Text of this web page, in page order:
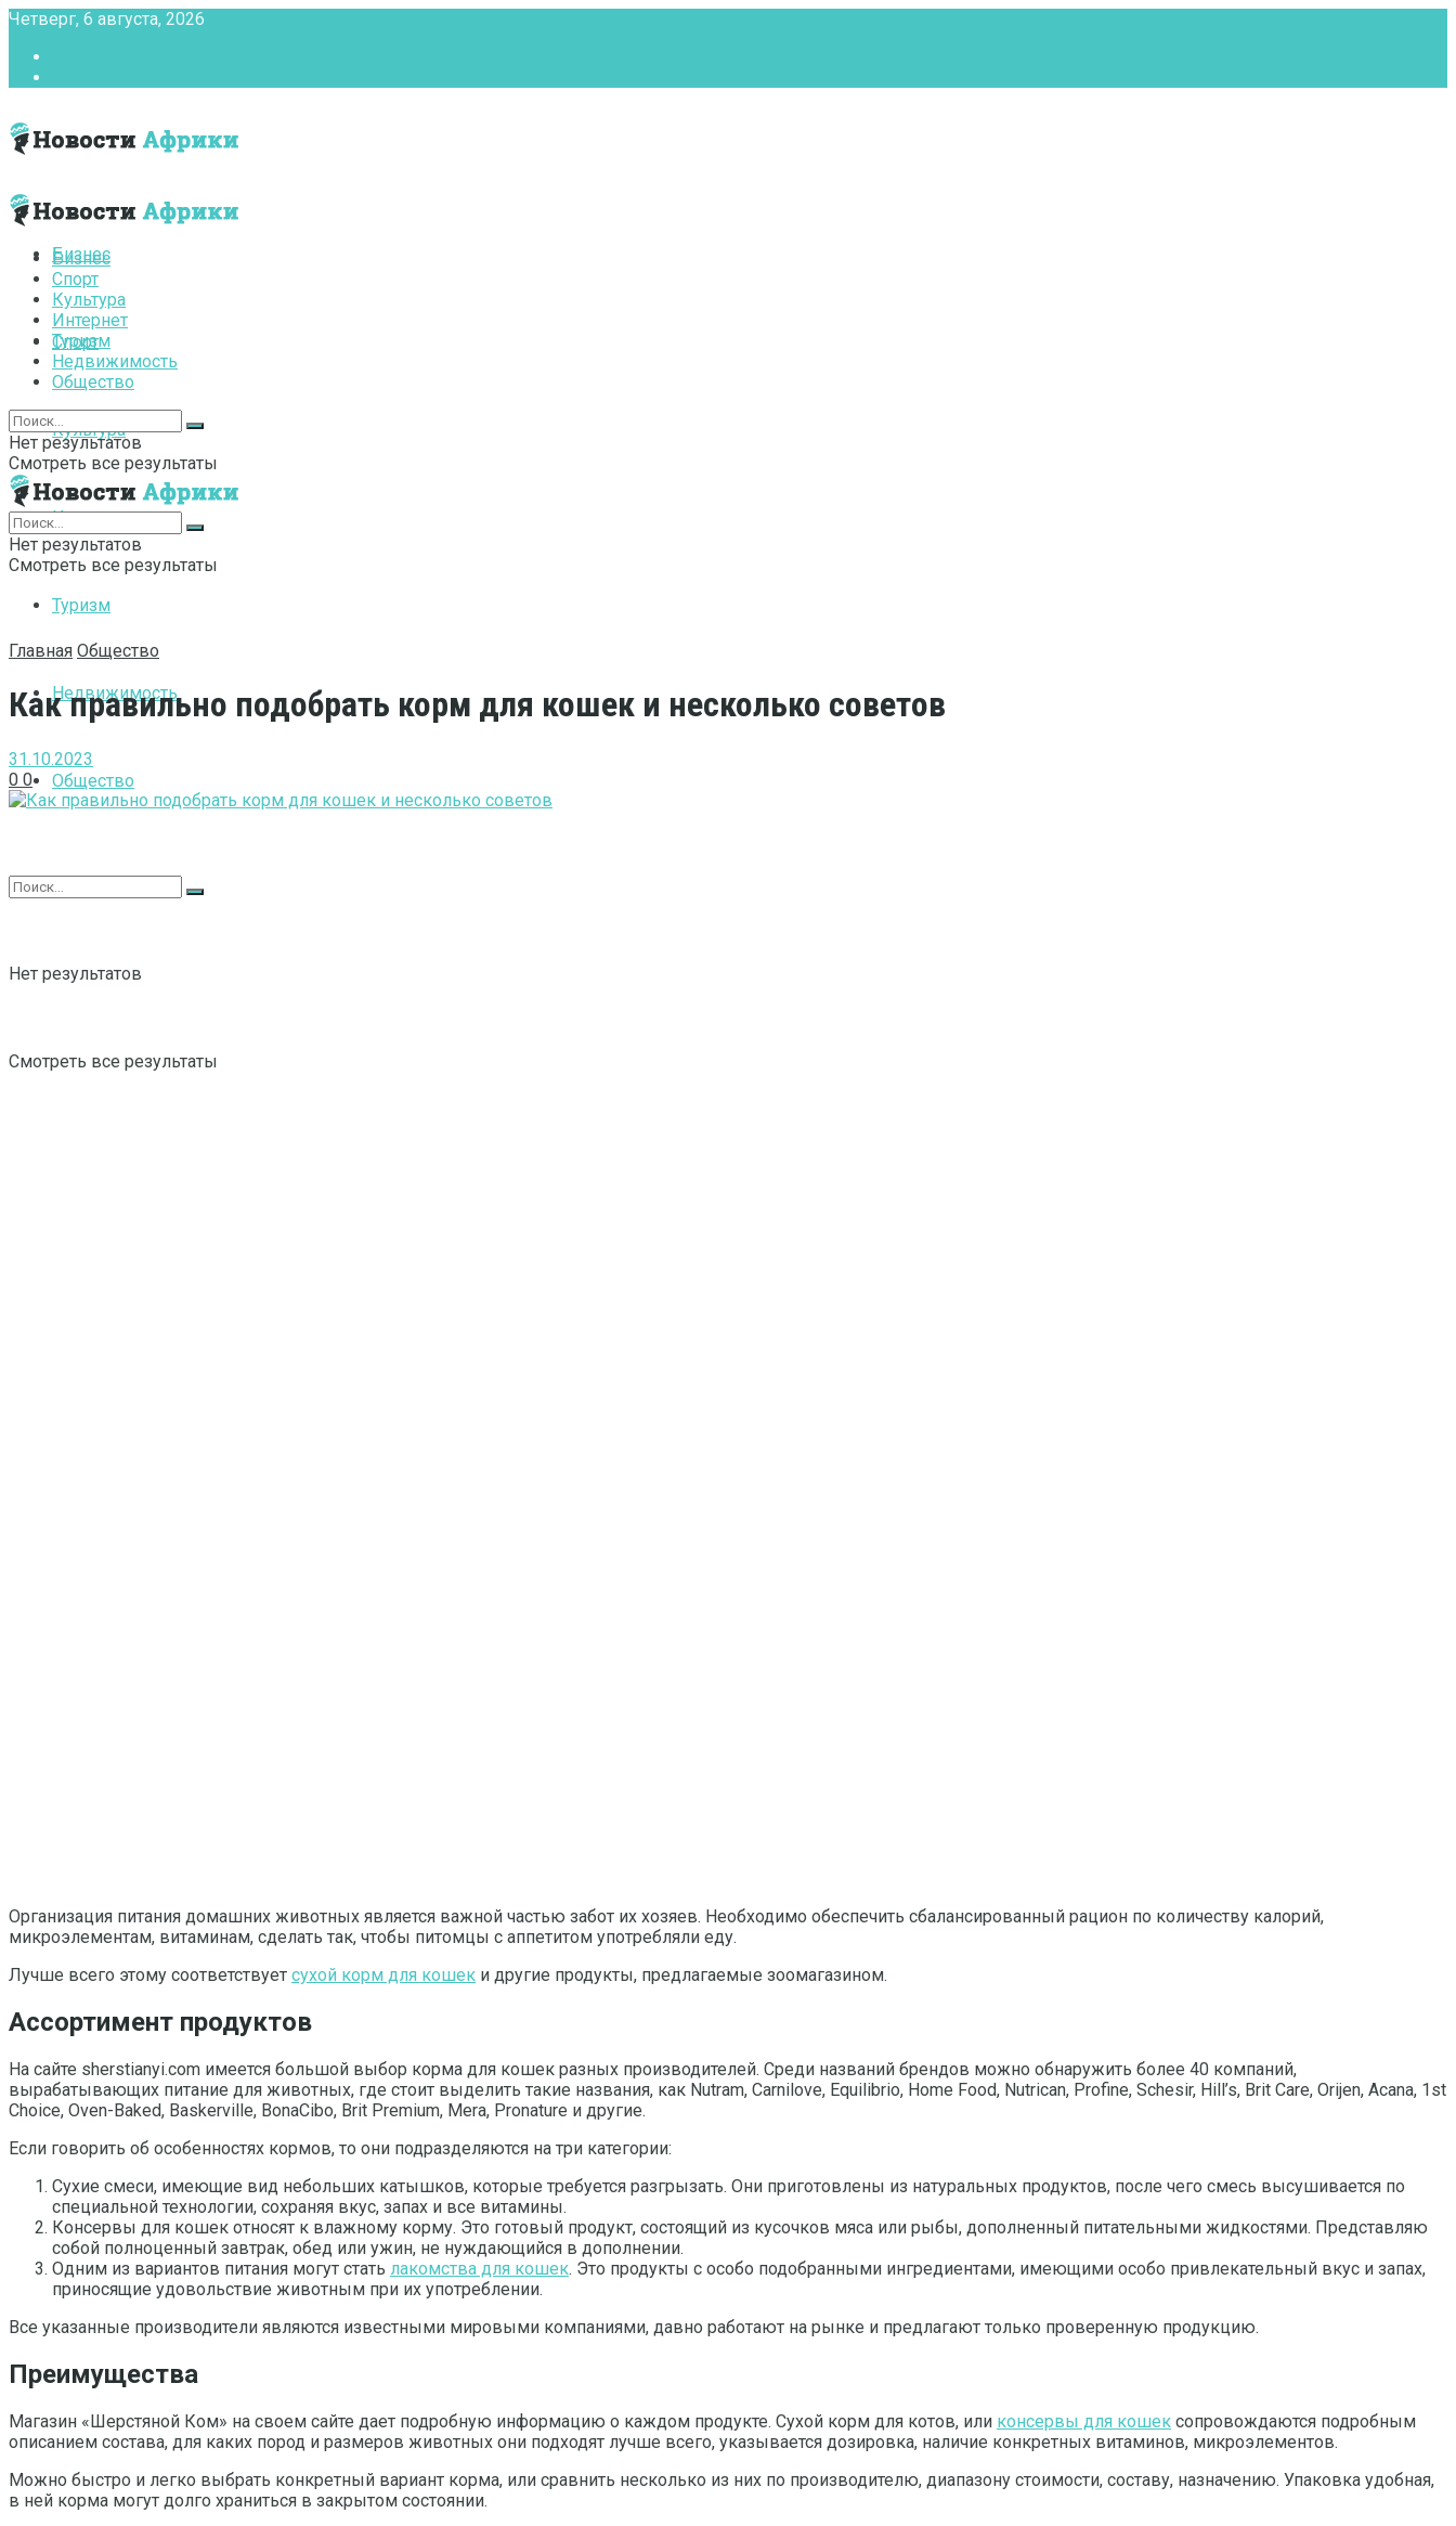
Четверг, 6 августа, 2026
Бизнес
Спорт
Культура
Интернет
Туризм
Недвижимость
Общество
Нет результатов
Смотреть все результаты
Бизнес
Спорт
Культура
Интернет
Туризм
Недвижимость
Общество
Нет результатов
Смотреть все результаты
Нет результатов
Смотреть все результаты
Главная Общество
Как правильно подобрать корм для кошек и несколько советов
31.10.2023
0 0
Организация питания домашних животных является важной частью забот их хозяев. Необходимо обеспечить сбалансированный рацион по количеству калорий,
микроэлементам, витаминам, сделать так, чтобы питомцы с аппетитом употребляли еду.
Лучше всего этому соответствует сухой корм для кошек и другие продукты, предлагаемые зоомагазином.
Ассортимент продуктов
На сайте sherstianyi.com имеется большой выбор корма для кошек разных производителей. Среди названий брендов можно обнаружить более 40 компаний,
вырабатывающих питание для животных, где стоит выделить такие названия, как Nutram, Carnilove, Equilibrio, Home Food, Nutrican, Profine, Schesir, Hill’s, Brit Care, Orijen, Acana, 1st
Choice, Oven-Baked, Baskerville, BonaCibo, Brit Premium, Mera, Pronature и другие.
Если говорить об особенностях кормов, то они подразделяются на три категории:
Сухие смеси, имеющие вид небольших катышков, которые требуется разгрызать. Они приготовлены из натуральных продуктов, после чего смесь высушивается по
специальной технологии, сохраняя вкус, запах и все витамины.
Консервы для кошек относят к влажному корму. Это готовый продукт, состоящий из кусочков мяса или рыбы, дополненный питательными жидкостями. Представляю
собой полноценный завтрак, обед или ужин, не нуждающийся в дополнении.
Одним из вариантов питания могут стать лакомства для кошек. Это продукты с особо подобранными ингредиентами, имеющими особо привлекательный вкус и запах,
приносящие удовольствие животным при их употреблении.
Все указанные производители являются известными мировыми компаниями, давно работают на рынке и предлагают только проверенную продукцию.
Преимущества
Магазин «Шерстяной Ком» на своем сайте дает подробную информацию о каждом продукте. Сухой корм для котов, или консервы для кошек сопровождаются подробным
описанием состава, для каких пород и размеров животных они подходят лучше всего, указывается дозировка, наличие конкретных витаминов, микроэлементов.
Можно быстро и легко выбрать конкретный вариант корма, или сравнить несколько из них по производителю, диапазону стоимости, составу, назначению. Упаковка удобная,
в ней корма могут долго храниться в закрытом состоянии.